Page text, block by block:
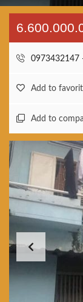
0973432147
Add to
Add to